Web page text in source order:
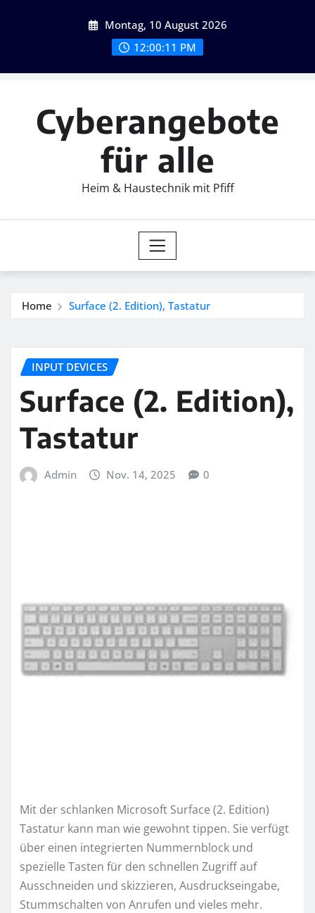
Montag, 10 August 2026
12:00:13 PM
Cyberangebote
für alle
Heim & Haustechnik mit Pfiff
Home Surface (2. Edition), Tastatur
INPUT DEVICES
Surface (2. Edition),
Tastatur
Admin Nov. 14, 2025 0
Mit der schlanken Microsoft Surface (2. Edition)
Tastatur kann man wie gewohnt tippen. Sie verfügt
über einen integrierten Nummernblock und
spezielle Tasten für den schnellen Zugriff auf
Ausschneiden und skizzieren, Ausdruckseingabe,
Stummschalten von Anrufen und vieles mehr.